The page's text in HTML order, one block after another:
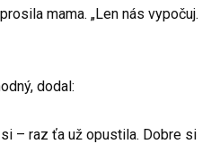
mama. „Len nás vypočuj.
dodal:
si – raz ťa už opustila. Dobre si